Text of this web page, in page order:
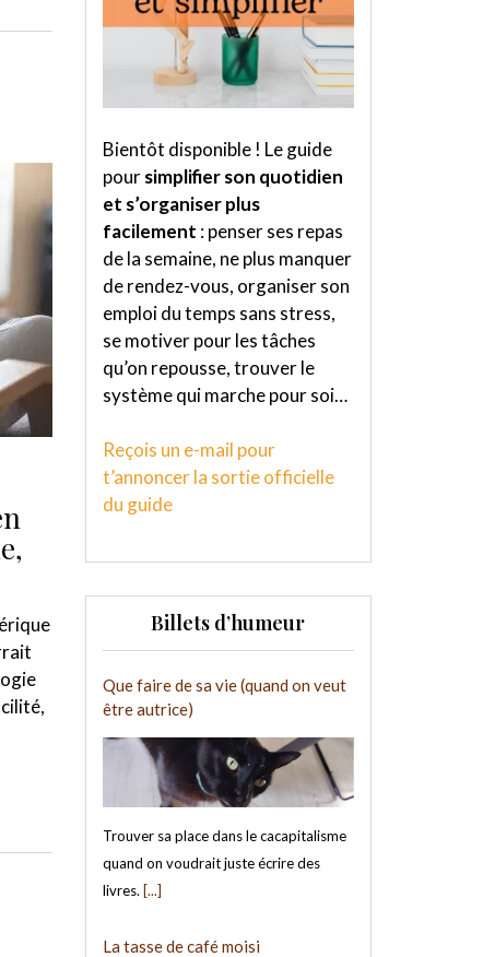
Bientôt disponible ! Le guide
poursimplifier son quotidien
et s’organiser plus
facilement : penser ses repas
de la semaine, ne plus manquer
de rendez-vous, organiser son
emploi du temps sans stress,
se motiver pour les tâches
qu’on repousse, trouver le
système qui marche pour soi…
Reçois un e-mail pour
t’annoncer la sortie officielle
du guide
Billets d’humeur
Que faire de sa vie (quand on veut
être autrice)
Trouver sa place dans le cacapitalisme
quand on voudrait juste écrire des
livres. [...]
La tasse de café moisi